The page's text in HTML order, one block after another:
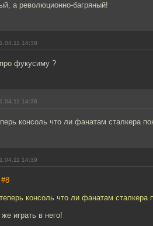
а революционно-багряный!
14:38
фукусиму ?
14:38
консоль что ли фанатам сталкера
14:39
#8
консоль что ли фанатам сталкера
играть в него!